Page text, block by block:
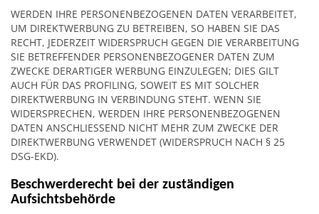
WERDEN IHRE PERSONENBEZOGENEN DATEN VERARBEITET,
UM DIREKTWERBUNG ZU BETREIBEN, SO HABEN SIE DAS
RECHT, JEDERZEIT WIDERSPRUCH GEGEN DIE VERARBEITUNG
SIE BETREFFENDER PERSONENBEZOGENER DATEN ZUM
ZWECKE DERARTIGER WERBUNG EINZULEGEN; DIES GILT
AUCH FÜR DAS PROFILING, SOWEIT ES MIT SOLCHER
DIREKTWERBUNG IN VERBINDUNG STEHT. WENN SIE
WIDERSPRECHEN, WERDEN IHRE PERSONENBEZOGENEN
DATEN ANSCHLIESSEND NICHT MEHR ZUM ZWECKE DER
DIREKTWERBUNG VERWENDET (WIDERSPRUCH NACH § 25
DSG-EKD).
Beschwerderecht bei der zuständigen
Aufsichtsbehörde